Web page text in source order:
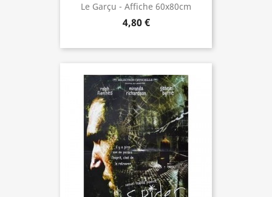
Le Garçu - Affiche 60x80cm
4,80 €